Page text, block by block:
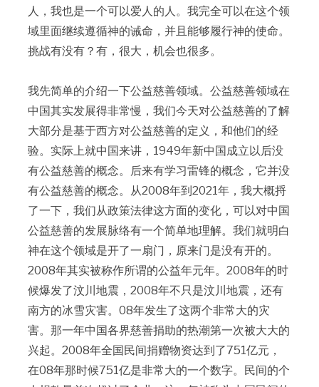
人，我也是一个可以爱人的人。我完全可以在这个领
域里面继续遵循神的诫命，并且能够履行神的使命。
挑战有没有？有，很大，机会也很多。
我先简单的介绍一下公益慈善领域。公益慈善领域在
中国其实发展得非常慢，我们今天对公益慈善的了解
大部分是基于西方对公益慈善的定义，和他们的经
验。实际上就中国来讲，1949年新中国成立以后没
有公益慈善的概念。后来有学习雷锋的概念，它并没
有公益慈善的概念。从2008年到2021年，我大概捋
了一下，我们从政策法律这方面的变化，可以对中国
公益慈善的发展脉络有一个简单地理解。我们就明白
神在这个领域是开了一扇门，原来门是没有开的。
2008年其实被称作所谓的公益年元年。2008年的时
候爆发了汶川地震，2008年不只是汶川地震，还有
南方的冰雪灾害。08年发生了这两个非常大的灾
害。那一年中国各界慈善捐助的热潮第一次被大大的
兴起。2008年全国民间捐赠物资达到了751亿元，
在08年那时候751亿是非常大的一个数字。民间的个